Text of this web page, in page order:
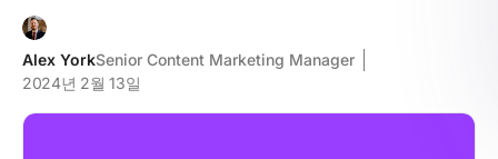
Alex YorkSenior Content Marketing Manager
2024년 2월 13일